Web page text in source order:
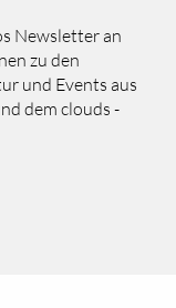
Newsletter an
zu den
und Events aus
dem clouds -